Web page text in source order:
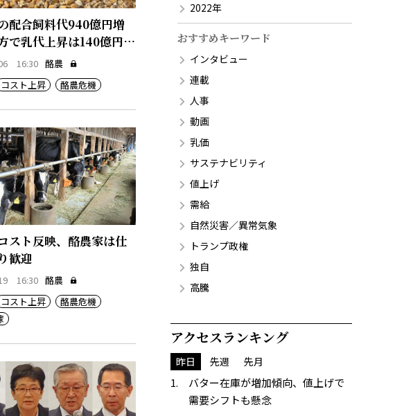
配合飼料代940億円増
で乳代上昇は140億円の
16:30 酪農
コスト上昇 酪農危機
スト反映、酪農家は仕
歓迎
16:30 酪農
コスト上昇
酪農危機
2022年
おすすめキーワード
インタビュー
連載
人事
動画
乳価
サステナビリティ
値上げ
需給
自然災害／異常気象
トランプ政権
独自
高騰
アクセスランキング
昨日 先週 先月
バター在庫が増加傾向、値上げで
需要シフトも懸念